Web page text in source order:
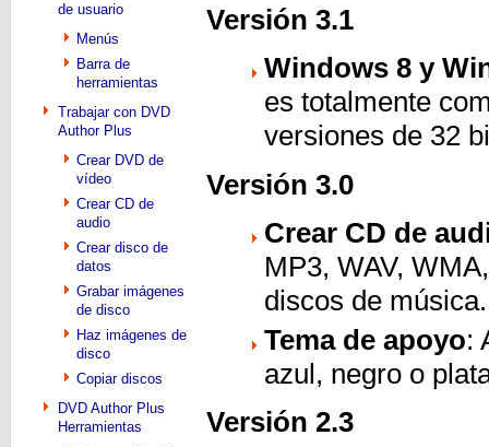
de usuario
Menús
Barra de
herramientas
Trabajar con DVD
Author Plus
Crear DVD de
vídeo
Crear CD de
audio
Crear disco de
datos
Grabar imágenes
de disco
Haz imágenes de
disco
Copiar discos
DVD Author Plus
Herramientas
Versión 3.1
Windows 8 y
es totalmente
versiones de 32
Versión 3.0
Crear CD de
MP3, WAV,
discos de
Tema de apoyo:
azul, negro o
Versión 2.3